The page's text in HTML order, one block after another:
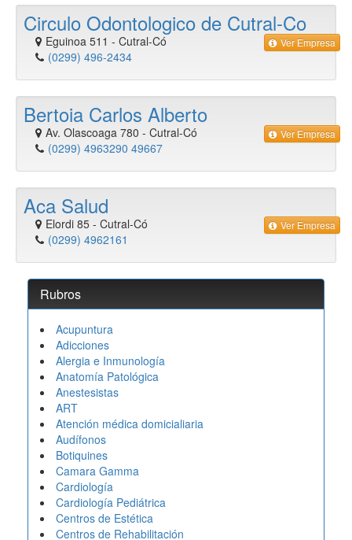
Circulo Odontologico de Cutral-Co
Eguinoa 511 - Cutral-Có
(0299) 496-2434
Ver Empresa
Bertoia Carlos Alberto
Av. Olascoaga 780 - Cutral-Có
(0299) 4963290 49667
Ver Empresa
Aca Salud
Elordi 85 - Cutral-Có
(0299) 4962161
Ver Empresa
Rubros
Acupuntura
Adicciones
Alergia e Inmunología
Anatomía Patológica
Anestesistas
ART
Atención médica domicialiaria
Audífonos
Botiquines
Camara Gamma
Cardiología
Cardiología Pediátrica
Centros de Estética
Centros de Rehabilitación